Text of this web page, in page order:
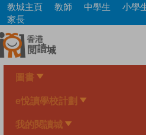
Skip
main
content
教城主頁 教師 中學生
小學
家長
圖書
e悅讀學校計劃
我的閱讀城